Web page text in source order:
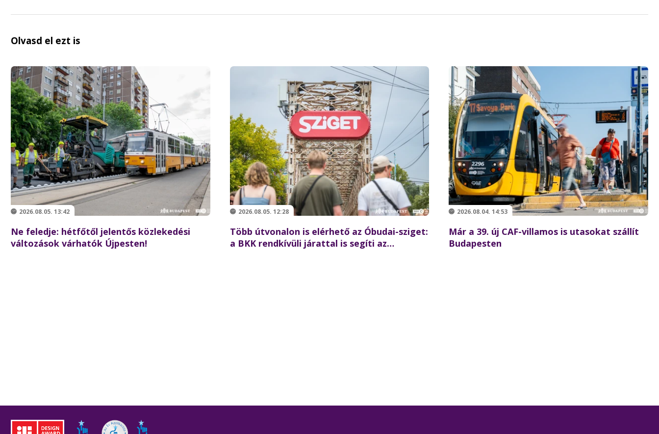
Olvasd el ezt is
2026.08.05. 13:42
Ne feledje: hétfőtől jelentős közlekedési
változások várhatók Újpesten!
2026.08.05. 12:28
Több útvonalon is elérhető az Óbudai-sziget:
a BKK rendkívüli járattal is segíti az
2026.08.04. 14:53
Már a 39. új CAF-villamos is utasokat szállít
Budapesten